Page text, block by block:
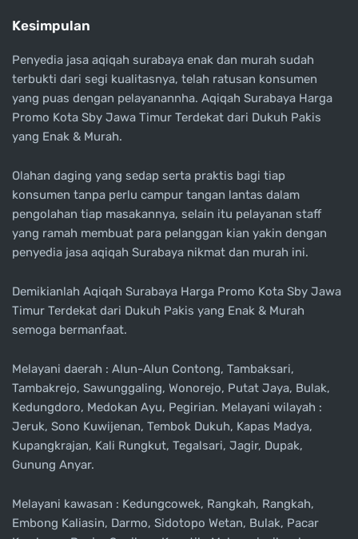
Kesimpulan
Penyedia jasa aqiqah surabaya enak dan murah sudah
terbukti dari segi kualitasnya, telah ratusan konsumen
yang puas dengan pelayanannha. Aqiqah Surabaya Harga
Promo Kota Sby Jawa Timur Terdekat dari Dukuh Pakis
yang Enak & Murah.
Olahan daging yang sedap serta praktis bagi tiap
konsumen tanpa perlu campur tangan lantas dalam
pengolahan tiap masakannya, selain itu pelayanan staff
yang ramah membuat para pelanggan kian yakin dengan
penyedia jasa aqiqah Surabaya nikmat dan murah ini.
Demikianlah Aqiqah Surabaya Harga Promo Kota Sby Jawa
Timur Terdekat dari Dukuh Pakis yang Enak & Murah
semoga bermanfaat.
Melayani daerah : Alun-Alun Contong, Tambaksari,
Tambakrejo, Sawunggaling, Wonorejo, Putat Jaya, Bulak,
Kedungdoro, Medokan Ayu, Pegirian. Melayani wilayah :
Jeruk, Sono Kuwijenan, Tembok Dukuh, Kapas Madya,
Kupangkrajan, Kali Rungkut, Tegalsari, Jagir, Dupak,
Gunung Anyar.
Melayani kawasan : Kedungcowek, Rangkah, Rangkah,
Embong Kaliasin, Darmo, Sidotopo Wetan, Bulak, Pacar